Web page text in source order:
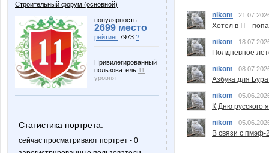
Строительный форум (основной)
популярность:
2699 место
рейтинг 7973 ?
Привилегированный
пользователь 11
уровня
Статистика портрета:
сейчас просматривают портрет - 0
nikom
Хотел в IT -
nikom
Полдневное
nikom
Азбука для
nikom
К Дню русского
nikom
В связи с пмэф-